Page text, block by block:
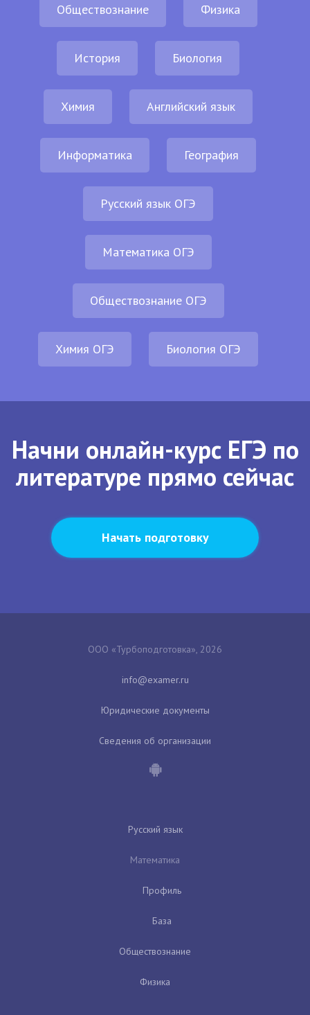
Обществознание Физика
История Биология
Химия Английский язык
Информатика География
Русский язык ОГЭ
Математика ОГЭ
Обществознание ОГЭ
Химия ОГЭ Биология ОГЭ
Начни онлайн-курс ЕГЭ по
литературе прямо сейчас
Начать подготовку
ООО «Турбоподготовка», 2026
Юридические документы
Сведения об организации
Русский язык
Математика
Профиль
База
Обществознание
Физика